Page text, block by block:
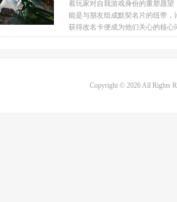
着玩家对自我游戏身份的重塑愿
能是与朋友组成默契名片的纽带
获得改名卡便成为他们关心的核
Copyright © 2026 All Rights